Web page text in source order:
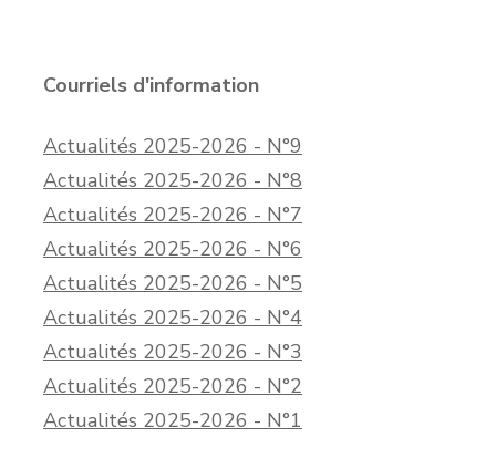
Courriels d'information
Actualités 2025-2026 - N°9
Actualités 2025-2026 - N°8
Actualités 2025-2026 - N°7
Actualités 2025-2026 - N°6
Actualités 2025-2026 - N°5
Actualités 2025-2026 - N°4
Actualités 2025-2026 - N°3
Actualités 2025-2026 - N°2
Actualités 2025-2026 - N°1